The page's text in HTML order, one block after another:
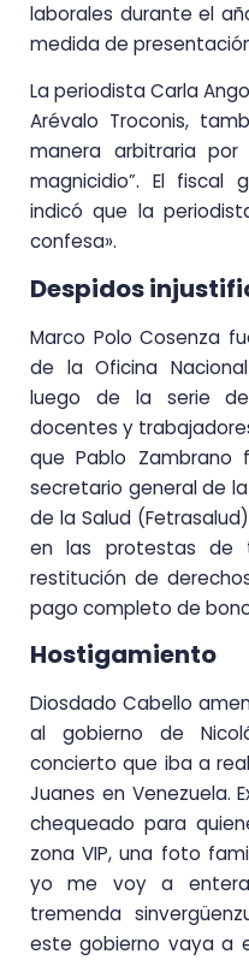
laborales durante el
medida de
La periodista Carla
Arévalo Troconis,
manera arbitraria
magnicidio”. El fiscal
indicó que la
confesa».
Despidos
Marco Polo Cosenza
de la Oficina
luego de la serie
docentes y
que Pablo
secretario general de
de la Salud
en las protestas de
restitución de
pago completo de
Hostigamiento
Diosdado Cabello
al gobierno de
concierto que iba a
Juanes en Venezuela.
chequeado para
zona VIP, una foto
yo me voy a
tremenda
este gobierno vaya a